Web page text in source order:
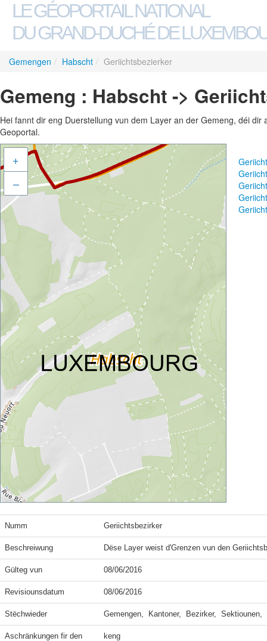
LE GÉOPORTAIL NATIONAL
DU GRAND-DUCHÉ DE
Gemengen / Habscht / Geriichtsbezierker
Gemeng : Habscht ->
Hei fannt dir eng Duerstellung vun dem Layer an der Gemeng, déi
Geoportal.
+
–
Numm Geriichtsbezirker
Beschreiwung Dëse Layer weist d'Grenzen vun den
Gülteg vun 08/06/2016
Revisiounsdatum 08/06/2016
Stëchwieder Gemengen,  Kantoner,  Bezirker,  Sektiounen,
Aschränkungen fir den
keng